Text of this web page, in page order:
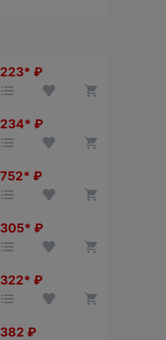
223* ₽
234* ₽
752* ₽
305* ₽
322* ₽
382 ₽